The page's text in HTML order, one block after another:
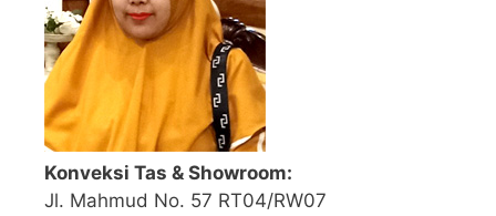
Konveksi Tas & Showroom:
Jl. Mahmud No. 57 RT04/RW07